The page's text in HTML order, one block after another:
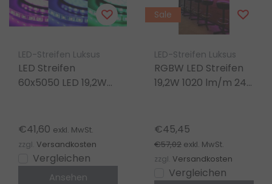
LED-Streifen Luksus
LED Streifen
60x5050 LED 19,2W
Rolle
€41,60 exkl. MwSt.
zzgl. Versandkosten
Vergleichen
Ansehen
Sale
LED-Streifen Luksus
RGBW LED Streifen
19,2W 1020 lm/m 24V
Beleuchtung
€45,45
€57,02 exkl. MwSt.
zzgl. Versandkosten
Vergleichen